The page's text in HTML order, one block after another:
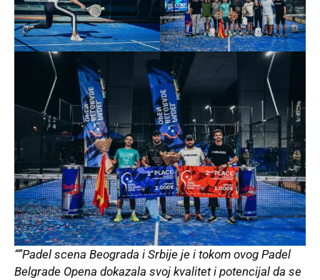
“”Padel scena Beograda i Srbije je i tokom ovog Padel
Belgrade Opena dokazala svoj kvalitet i potencijal da se